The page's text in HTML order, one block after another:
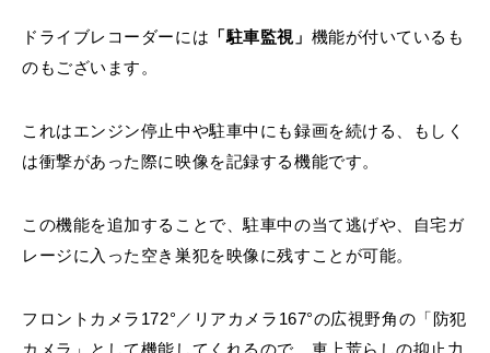
ドライブレコーダーには 「駐車監視」 機能が付いているも
のもございます。
これはエンジン停止中や駐車中にも録画を続ける、もしく
は衝撃があった際に映像を記録する機能です。
この機能を追加することで、駐車中の当て逃げや、自宅ガ
レージに入った空き巣犯を映像に残すことが可能。
フロントカメラ172°／リアカメラ167°の広視野角の「防犯
カメラ」として機能してくれるので、車上荒らしの抑止力